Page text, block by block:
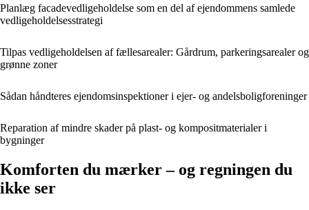
Planlæg facadevedligeholdelse som en del af ejendommens samlede
vedligeholdelsesstrategi
Tilpas vedligeholdelsen af fællesarealer: Gårdrum, parkeringsarealer og
grønne zoner
Sådan håndteres ejendomsinspektioner i ejer- og andelsboligforeninger
Reparation af mindre skader på plast- og kompositmaterialer i
bygninger
Komforten du mærker – og regningen du
ikke ser